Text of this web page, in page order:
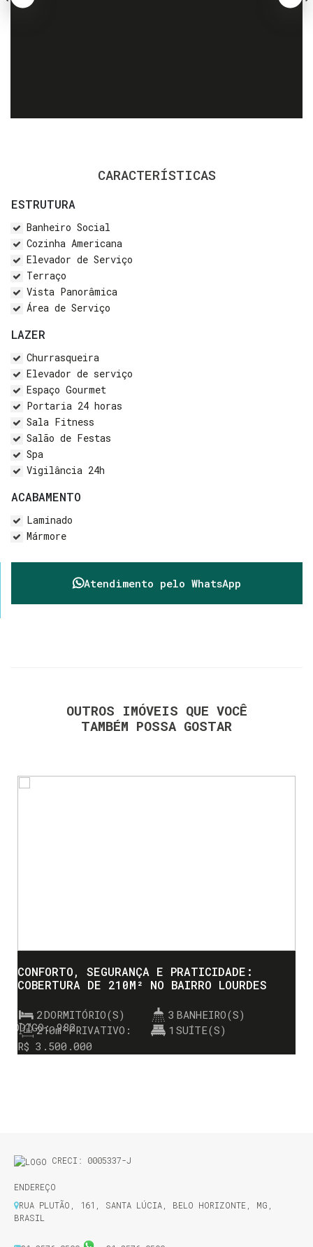
CARACTERÍSTICAS
ESTRUTURA
Banheiro Social
Cozinha Americana
Elevador de Serviço
Terraço
Vista Panorâmica
Área de Serviço
LAZER
Churrasqueira
Elevador de serviço
Espaço Gourmet
Portaria 24 horas
Sala Fitness
Salão de Festas
Spa
Vigilância 24h
ACABAMENTO
Laminado
Mármore
Atendimento pelo WhatsApp
OUTROS IMÓVEIS QUE VOCÊ
TAMBÉM POSSA GOSTAR
982
CONFORTO, SEGURANÇA E PRATICIDADE:
COBERTURA DE 210M² NO BAIRRO LOURDES
R$ 3.500.000
2DORMITÓRIO(S) 3 BANHEIRO(S)
PRIVATIVO:
210m² 1 SUÍTE(S)
CRECI: 0005337-J
ENDEREÇO
RUA PLUTÃO
161 SANTA LÚCIA BELO HORIZONTE MG
BRASIL